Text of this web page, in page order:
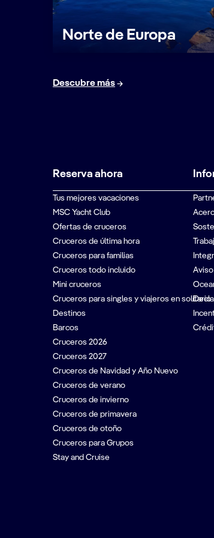
Norte de Europa
Descubre más
Reserva ahora
Tus mejores vacaciones
MSC Yacht Club
Ofertas de cruceros
Cruceros de última hora
Cruceros para familias
Cruceros todo incluido
Mini cruceros
Cruceros para singles y viajeros en solitario
Destinos
Barcos
Cruceros 2026
Cruceros 2027
Cruceros de Navidad y Año Nuevo
Cruceros de verano
Cruceros de invierno
Cruceros de primavera
Cruceros de otoño
Cruceros para Grupos
Stay and Cruise